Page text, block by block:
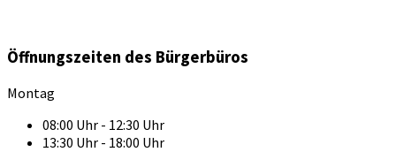
Öffnungszeiten des Bürgerbüros
Montag
08:00 Uhr - 12:30 Uhr
13:30 Uhr - 18:00 Uhr